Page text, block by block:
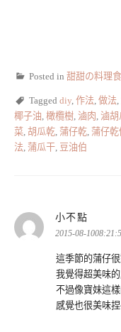
Posted in 甜甜の料理
Tagged diy 作法 做法
椰子油 橄欖樹 滷肉 滷
菜 胡瓜乾 蒲仔乾 蒲仔乾
法 蒲瓜干 豆油伯
小不點
示:
2015-08-
這季節的蒲仔
我覺得超美味
不過像寶妹這
感覺也很美味